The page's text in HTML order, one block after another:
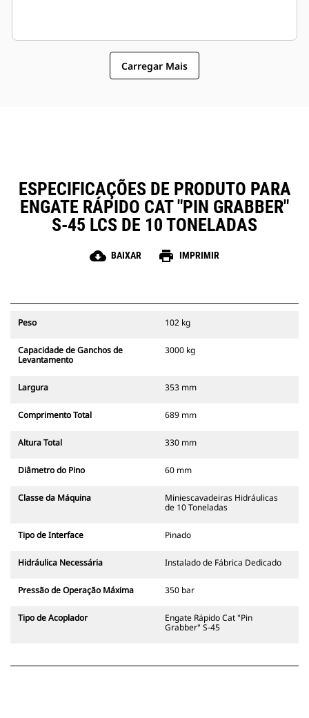
Carregar Mais
ESPECIFICAÇÕES DE PRODUTO PARA
ENGATE RÁPIDO CAT "PIN GRABBER"
S-45 LCS DE 10 TONELADAS
cloud_download BAIXAR print IMPRIMIR
Peso 102 kg
Capacidade de Ganchos de
Levantamento
3000 kg
Largura 353 mm
Comprimento Total 689 mm
Altura Total 330 mm
Diâmetro do Pino 60 mm
Classe da Máquina
Miniescavadeiras Hidráulicas
de 10 Toneladas
Tipo de Interface Pinado
Hidráulica Necessária Instalado de Fábrica Dedicado
Pressão de Operação Máxima 350 bar
Tipo de Acoplador
Engate Rápido Cat "Pin
Grabber" S-45